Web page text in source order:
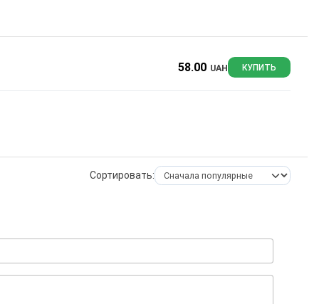
58.00 UAH КУПИТЬ
Сортировать: